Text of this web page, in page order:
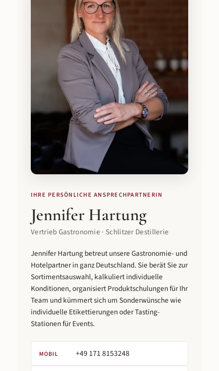
IHRE PERSÖNLICHE ANSPRECHPARTNERIN
Jennifer Hartung
Vertrieb Gastronomie · Schlitzer Destillerie
Jennifer Hartung betreut unsere Gastronomie- und
Hotelpartner in ganz Deutschland. Sie berät Sie zur
Sortimentsauswahl, kalkuliert individuelle
Konditionen, organisiert Produktschulungen für Ihr
Team und kümmert sich um Sonderwünsche wie
individuelle Etikettierungen oder Tasting-
Stationen für Events.
MOBIL +49 171 8153248